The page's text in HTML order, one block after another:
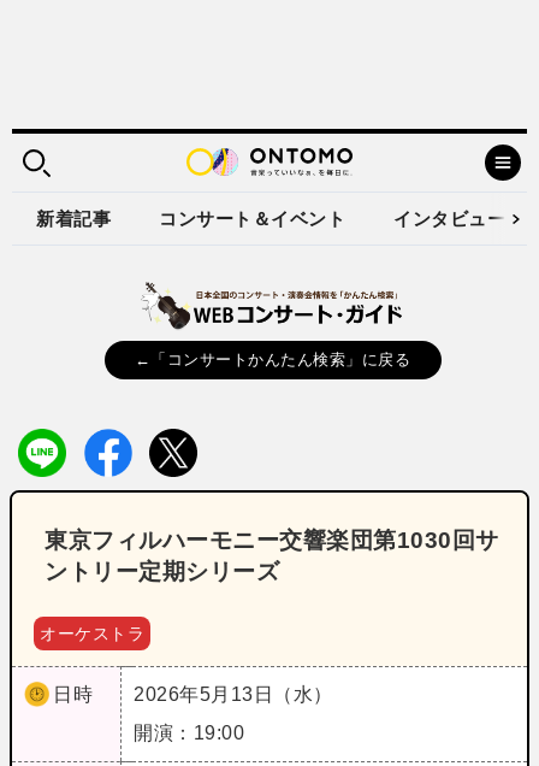
新着記事 コンサート＆イベント インタビュー
←「コンサートかんたん検索」に戻る
東京フィルハーモニー交響楽団第1030回サ
ントリー定期シリーズ
オーケストラ
日時
2026年5月13日（水）
開演：19:00